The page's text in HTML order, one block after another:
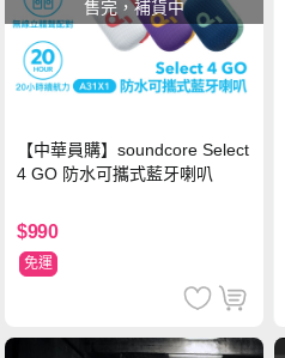
售完，補貨中
【中華員購】soundcore Select
4 GO 防水可攜式藍牙喇叭
$990
免運